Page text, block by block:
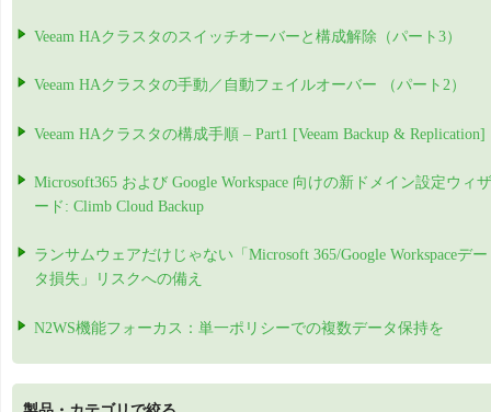
Veeam HAクラスタのスイッチオーバーと構成解除（パート3）
Veeam HAクラスタの手動／自動フェイルオーバー （パート2）
Veeam HAクラスタの構成手順 – Part1 [Veeam Backup & Replication]
Microsoft365 および Google Workspace 向けの新ドメイン設定ウィザ
ード: Climb Cloud Backup
ランサムウェアだけじゃない「Microsoft 365/Google Workspaceデー
タ損失」リスクへの備え
N2WS機能フォーカス：単一ポリシーでの複数データ保持を